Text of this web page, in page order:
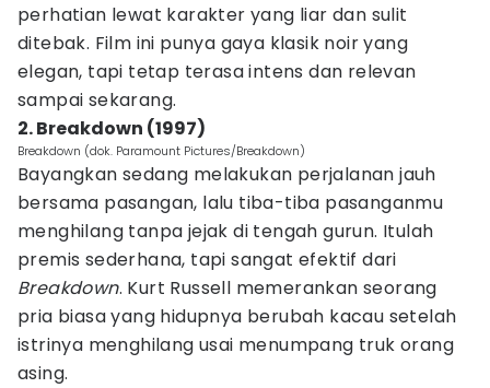
perhatian lewat karakter yang liar dan sulit
ditebak. Film ini punya gaya klasik noir yang
elegan, tapi tetap terasa intens dan relevan
sampai sekarang.
2. Breakdown (1997)
Breakdown (dok. Paramount Pictures/Breakdown)
Bayangkan sedang melakukan perjalanan jauh
bersama pasangan, lalu tiba-tiba pasanganmu
menghilang tanpa jejak di tengah gurun. Itulah
premis sederhana, tapi sangat efektif dari
Breakdown. Kurt Russell memerankan seorang
pria biasa yang hidupnya berubah kacau setelah
istrinya menghilang usai menumpang truk orang
asing.